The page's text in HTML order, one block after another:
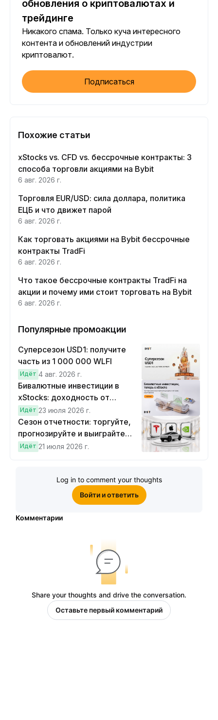
обновления о криптовалютах и
трейдинге
Никакого спама. Только куча интересного
контента и обновлений индустрии
криптовалют.
Подписаться
Похожие статьи
xStocks vs. CFD vs. бессрочные контракты: 3
способа торговли акциями на Bybit
6 авг. 2026 г.
Торговля EUR/USD: сила доллара, политика
ЕЦБ и что движет парой
6 авг. 2026 г.
Как торговать акциями на Bybit бессрочные
контракты TradFi
6 авг. 2026 г.
Что такое бессрочные контракты TradFi на
акции и почему ими стоит торговать на Bybit
6 авг. 2026 г.
Популярные промоакции
Суперсезон USD1: получите
часть из 1 000 000 WLFI
Идёт 4 авг. 2026 г.
Бивалютные инвестиции в
xStocks: доходность от
прогнозов
Идёт 23 июля 2026 г.
Сезон отчетности: торгуйте,
прогнозируйте и выиграйте
Cybertruck!
Идёт 21 июля 2026 г.
Log in to comment your thoughts
Войти и ответить
Комментарии
Share your thoughts and drive the conversation.
Оставьте первый комментарий